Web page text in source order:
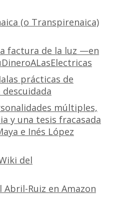
(o Transpirenaica)
factura de la luz —en
prácticas de
múltiples,
y una tesis fracasada
e Inés López
del
Ruiz en Amazon